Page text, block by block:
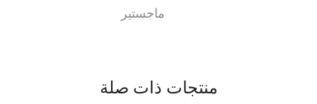
ماجستير
منتجات ذات صلة